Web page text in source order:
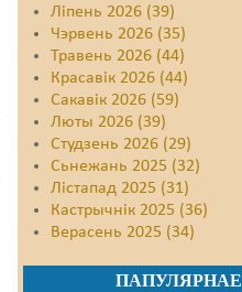
Ліпень 2026 (39)
Чэрвень 2026 (35)
Травень 2026 (44)
Красавік 2026 (44)
Сакавік 2026 (59)
Люты 2026 (39)
Студзень 2026 (29)
Сьнежань 2025 (32)
Лістапад 2025 (31)
Кастрычнік 2025 (36)
Верасень 2025 (34)
ПАПУЛЯРНАЕ